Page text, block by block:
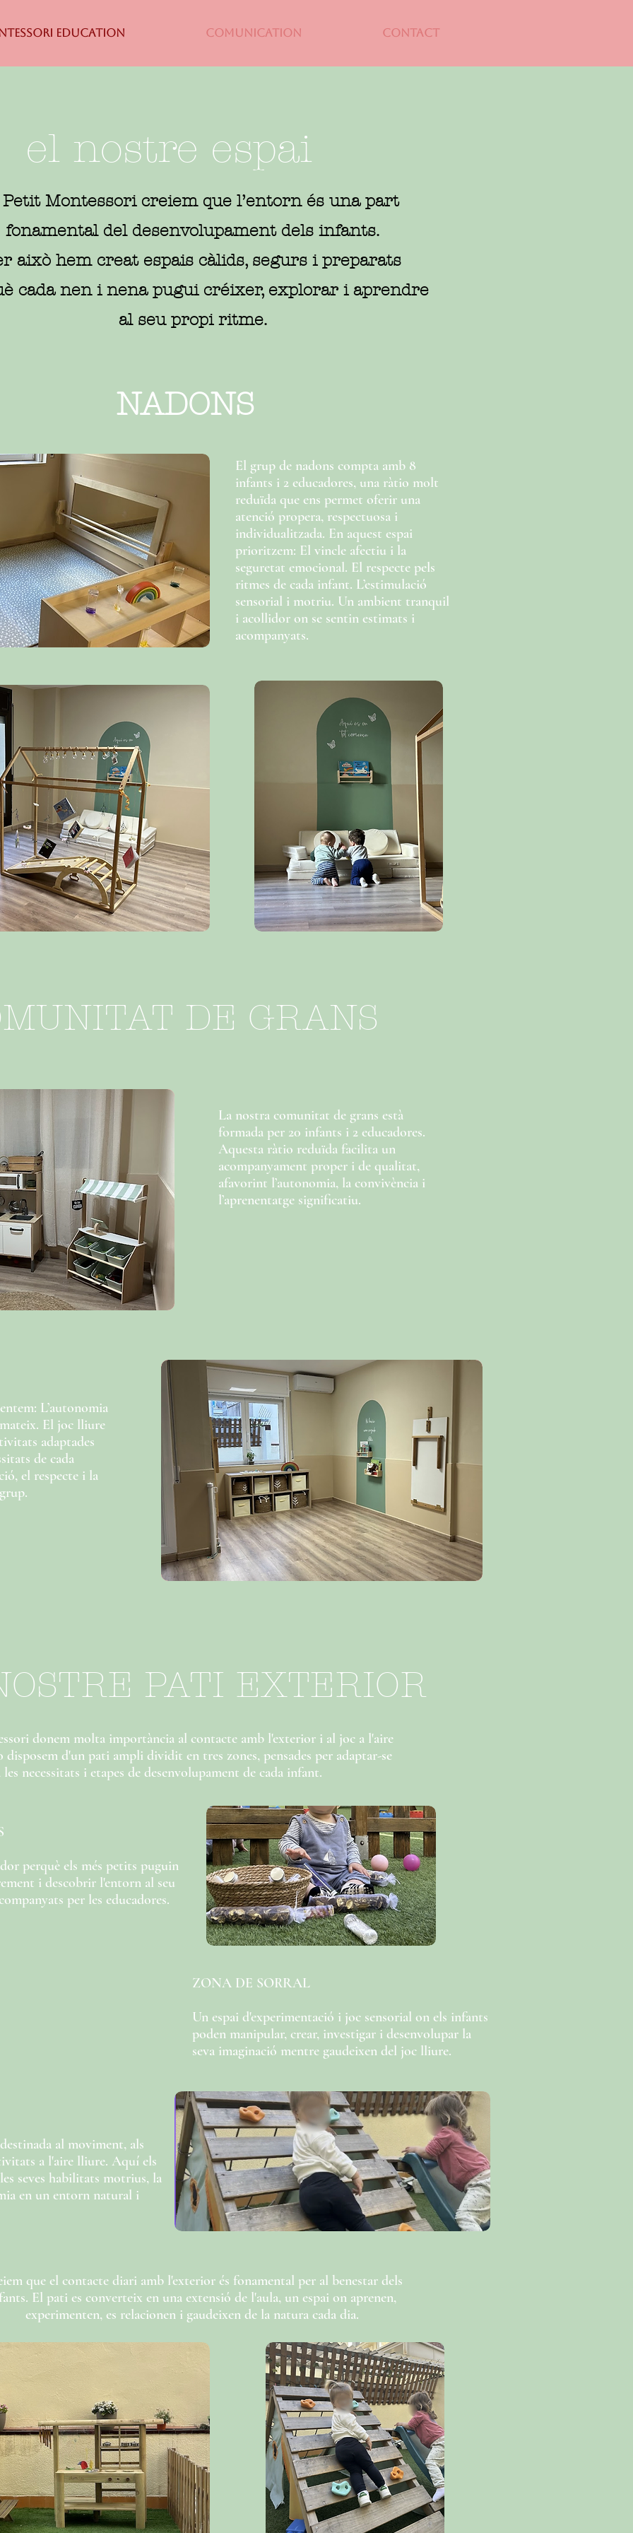
EDUCATION COMUNICATION CONTACT
el nostre espai
Montessori creiem que l’entorn és una part
fonamental del desenvolupament dels infants.
això hem creat espais càlids, segurs i preparats
cada nen i nena pugui créixer, explorar i aprendre
al seu propi ritme.
NADONS
El grup de nadons compta amb 8
infants i 2 educadores, una ràtio molt
reduïda que ens permet oferir una
atenció propera, respectuosa i
individualitzada. En aquest espai
prioritzem: El vincle afectiu i la
seguretat emocional. El respecte pels
ritmes de cada infant. L’estimulació
sensorial i motriu. Un ambient tranquil
i acollidor on se sentin estimats i
acompanyats.
DE GRANS
La nostra comunitat de grans està
formada per 20 infants i 2 educadores.
Aquesta ràtio reduïda facilita un
acompanyament proper i de qualitat,
afavorint l’autonomia, la convivència i
l’aprenentatge significatiu.
L’autonomia
El joc lliure
adaptades
de cada
el respecte i la
PATI EXTERIOR
donem molta importància al contacte amb l'exterior i al joc a l'aire
disposem d'un pati ampli dividit en tres zones, pensades per adaptar-se
les necessitats i etapes de desenvolupament de cada infant.
perquè els més petits puguin
i descobrir l'entorn al seu
per les educadores.
ZONA DE SORRAL
Un espai d'experimentació i joc sensorial on els infants
poden manipular, crear, investigar i desenvolupar la
seva imaginació mentre gaudeixen del joc lliure.
al moviment, als
a l'aire lliure. Aquí els
seves habilitats motrius, la
en un entorn natural i
que el contacte diari amb l'exterior és fonamental per al benestar dels
El pati es converteix en una extensió de l'aula, un espai on aprenen,
experimenten, es relacionen i gaudeixen de la natura cada dia.